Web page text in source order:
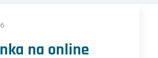
na online